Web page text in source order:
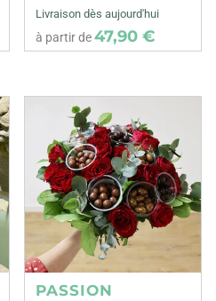
Livraison dès aujourd'hui
à partir de47,90 €
PASSION